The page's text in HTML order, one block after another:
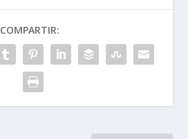
Galicia
COMPARTIR: